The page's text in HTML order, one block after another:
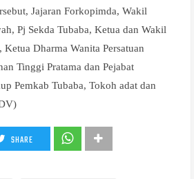
Jajaran Forkopimda, Wakil
Pj Sekda Tubaba, Ketua dan Wakil
Dharma Wanita Persatuan
Tinggi Pratama dan Pejabat
Pemkab Tubaba, Tokoh adat dan
SHARE